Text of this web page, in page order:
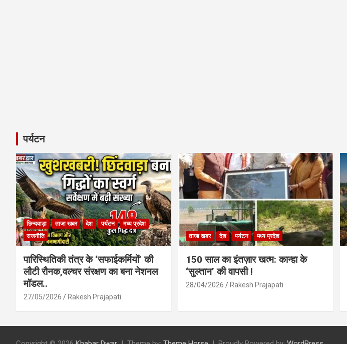
पर्यटन
छिन्दवाड़ा ताजा खबर देश पर्यटन
मध्य प्रदेश
राजनीति
पारिस्थितिकी तंत्र के ‘सफाईकर्मियों’ की
लौटी रौनक,वल्चर संरक्षण का बना नेशनल
मॉडल..
27/05/2026 Rakesh Prajapati
ताजा खबर देश पर्यटन मध्य प्रदेश
150 साल का इंतज़ार खत्म: कान्हा के
‘सुल्तान’ की वापसी !
28/04/2026 Rakesh Prajapati